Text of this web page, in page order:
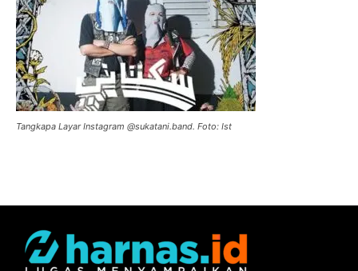
Tangkapa Layar Instagram @sukatani.band. Foto: Ist